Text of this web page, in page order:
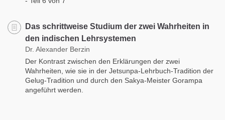
Das schrittweise Studium der zwei Wahrheiten in
den indischen Lehrsystemen
Dr. Alexander Berzin
Der Kontrast zwischen den Erklärungen der zwei
Wahrheiten, wie sie in der Jetsunpa-Lehrbuch-Tradition der
Gelug-Tradition und durch den Sakya-Meister Gorampa
angeführt werden.